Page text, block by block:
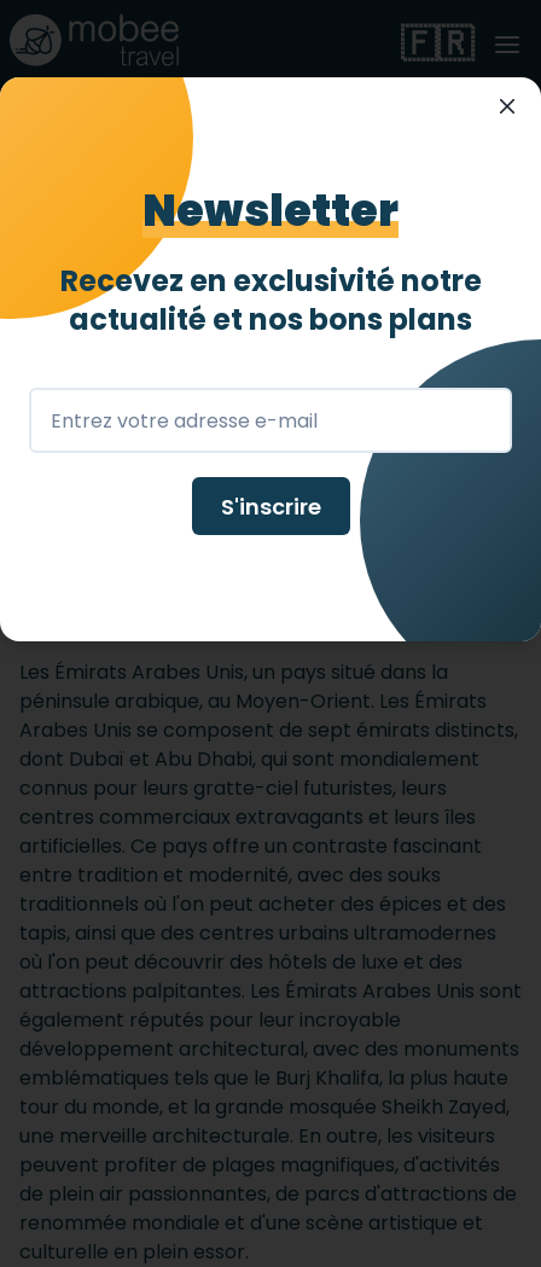
🇫🇷
Emirats Arabes Unis
Les Émirats Arabes Unis, un pays situé dans la
péninsule arabique, au Moyen-Orient. Les Émirats
Arabes Unis se composent de sept émirats distincts,
dont Dubaï et Abu Dhabi, qui sont mondialement
connus pour leurs gratte-ciel futuristes, leurs
centres commerciaux extravagants et leurs îles
artificielles. Ce pays offre un contraste fascinant
entre tradition et modernité, avec des souks
traditionnels où l'on peut acheter des épices et des
tapis, ainsi que des centres urbains ultramodernes
où l'on peut découvrir des hôtels de luxe et des
attractions palpitantes. Les Émirats Arabes Unis sont
également réputés pour leur incroyable
développement architectural, avec des monuments
emblématiques tels que le Burj Khalifa, la plus haute
tour du monde, et la grande mosquée Sheikh Zayed,
une merveille architecturale. En outre, les visiteurs
peuvent profiter de plages magnifiques, d'activités
de plein air passionnantes, de parcs d'attractions de
renommée mondiale et d'une scène artistique et
culturelle en plein essor.
Newsletter
Recevez en exclusivité notre
actualité et nos bons plans
S'inscrire